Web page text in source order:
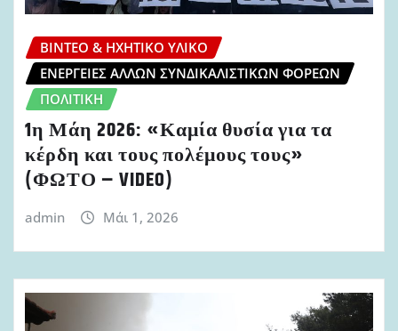
ΒΊΝΤΕΟ & ΗΧΗΤΙΚΌ ΥΛΙΚΌ
ΕΝΈΡΓΕΙΕΣ ΆΛΛΩΝ ΣΥΝΔΙΚΑΛΙΣΤΙΚΏΝ ΦΟΡΈΩΝ
ΠΟΛΙΤΙΚΉ
1η Μάη 2026: «Καμία θυσία για τα
κέρδη και τους πολέμους τους»
(ΦΩΤΟ – VIDEO)
admin Μάι 1, 2026